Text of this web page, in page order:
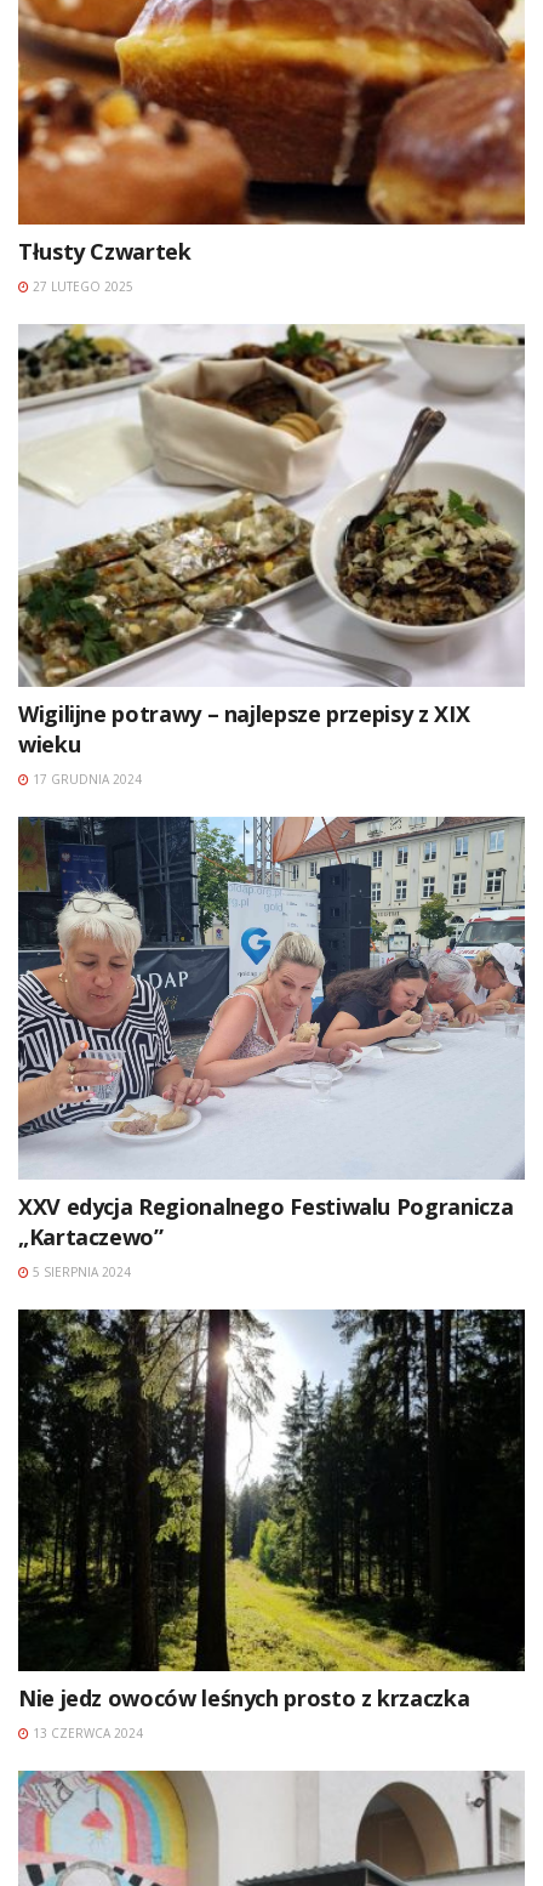
Tłusty Czwartek
27 LUTEGO 2025
Wigilijne potrawy – najlepsze przepisy z XIX
wieku
17 GRUDNIA 2024
XXV edycja Regionalnego Festiwalu Pogranicza
„Kartaczewo”
5 SIERPNIA 2024
Nie jedz owoców leśnych prosto z krzaczka
13 CZERWCA 2024